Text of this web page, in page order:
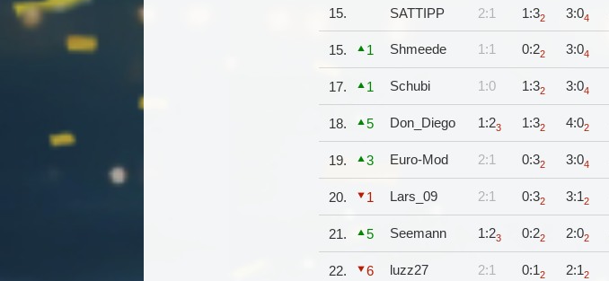
15. SATTIPP 2:1 1:32 3:04
15. 1 Shmeede 1:1 0:22 3:04
17. 1 Schubi 1:0 1:32 3:04
18. 5 Don_Diego 1:23 1:32 4:02
19. 3 Euro-Mod 2:1 0:32 3:04
20. 1 Lars_09 2:1 0:32 3:12
21. 5 Seemann 1:23 0:22 2:02
22. 6 luzz27 2:1 0:12 2:12